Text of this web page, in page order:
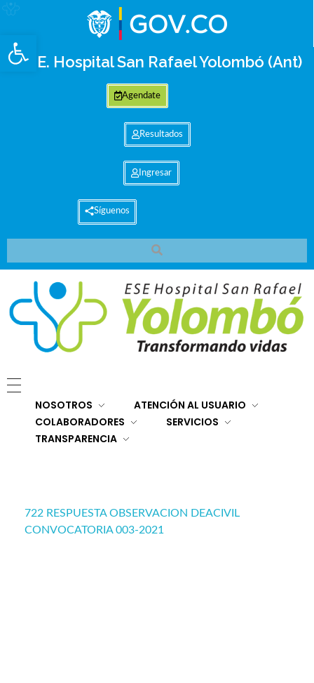
Abrir barra de herramientas
E.S.E. Hospital San Rafael Yolombó (Ant)
Agendate
Resultados
Ingresar
Síguenos
NOSOTROS
ATENCIÓN AL USUARIO
COLABORADORES
SERVICIOS
TRANSPARENCIA
722 RESPUESTA OBSERVACION DEACIVIL
CONVOCATORIA 003-2021